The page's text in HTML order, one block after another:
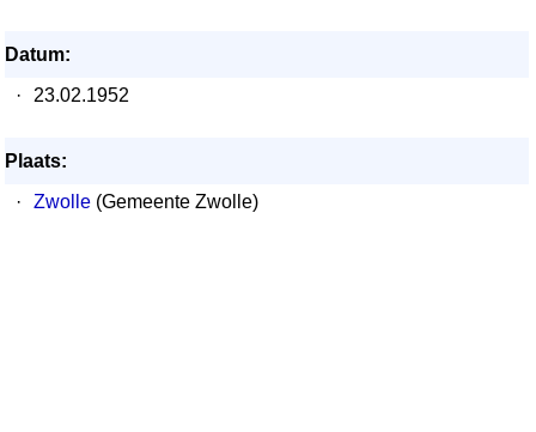
Datum:
·
23.02.1952
Plaats:
·
Zwolle (Gemeente Zwolle)